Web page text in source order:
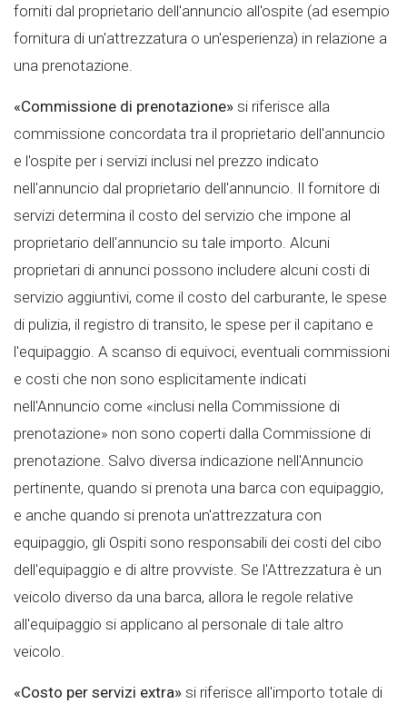
forniti dal proprietario dell'annuncio all'ospite (ad esempio
fornitura di un'attrezzatura o un'esperienza) in relazione a
una prenotazione.
«Commissione di prenotazione» si riferisce alla
commissione concordata tra il proprietario dell'annuncio
e l'ospite per i servizi inclusi nel prezzo indicato
nell'annuncio dal proprietario dell'annuncio. Il fornitore di
servizi determina il costo del servizio che impone al
proprietario dell'annuncio su tale importo. Alcuni
proprietari di annunci possono includere alcuni costi di
servizio aggiuntivi, come il costo del carburante, le spese
di pulizia, il registro di transito, le spese per il capitano e
l'equipaggio. A scanso di equivoci, eventuali commissioni
e costi che non sono esplicitamente indicati
nell'Annuncio come «inclusi nella Commissione di
prenotazione» non sono coperti dalla Commissione di
prenotazione. Salvo diversa indicazione nell'Annuncio
pertinente, quando si prenota una barca con equipaggio,
e anche quando si prenota un'attrezzatura con
equipaggio, gli Ospiti sono responsabili dei costi del cibo
dell'equipaggio e di altre provviste. Se l'Attrezzatura è un
veicolo diverso da una barca, allora le regole relative
all'equipaggio si applicano al personale di tale altro
veicolo.
«Costo per servizi extra» si riferisce all'importo totale di